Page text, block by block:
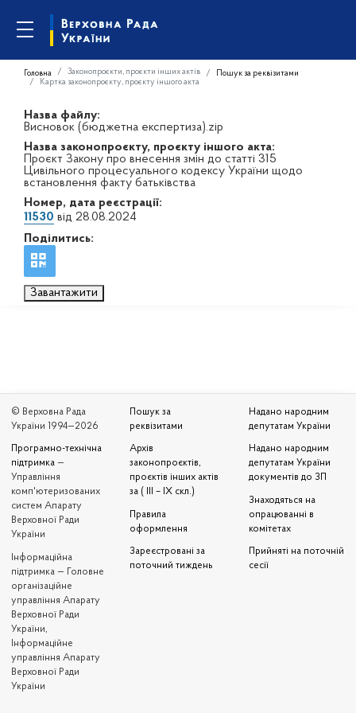
Головна Законопроєкти, проєкти інших актів
Пошук за реквізитами
Картка законопроєкту, проєкту іншого акта
Назва файлу:
Висновок (бюджетна експертиза).zip
Назва законопроєкту, проєкту іншого акта:
Проєкт Закону про внесення змін до статті 315
Цивільного процесуального кодексу України щодо
встановлення факту батьківства
Номер, дата реєстрації:
11530 від 28.08.2024
Поділитись:
Завантажити
© Верховна Рада
України 1994—2026
Програмно-технічна
підтримка —
Управління
комп'ютеризованих
систем Апарату
Верховної Ради
України
Iнформаційна
підтримка — Головне
організаційне
управління Апарату
Верховної Ради
України,
Інформаційне
управління Апарату
Верховної Ради
України
Пошук за
реквізитами
Архів
законопроєктів,
проєктів інших актів
за ( III – IX скл.)
Правила
оформлення
Зареєстровані за
поточний тиждень
Надано народним
депутатам України
Надано народним
депутатам України
документів до ЗП
Знаходяться на
опрацюванні в
комітетах
Прийняті на поточній
сесії